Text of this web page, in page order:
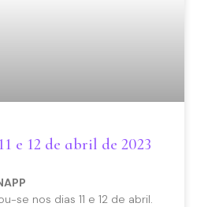
e 12 de abril de 2023
se nos dias 11 e 12 de abril.